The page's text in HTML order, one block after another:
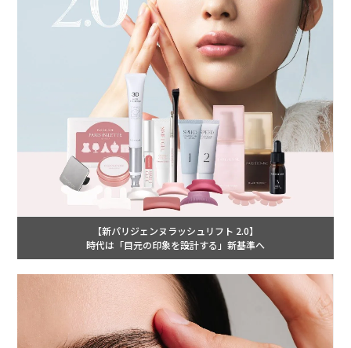
【新パリジェンヌラッシュリフト 2.0】
時代は「目元の印象を設計する」新基準へ